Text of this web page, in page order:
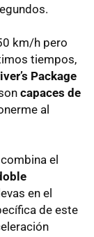
km/h pero
tiempos,
Package
capaces de
al
el
en el
de este